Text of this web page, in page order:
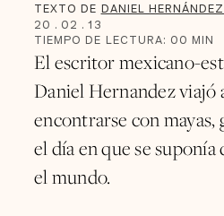
TEXTO DE DANIEL HERNÁNDEZ
20 . 02 . 13
TIEMPO DE LECTURA: 00 MIN
El escritor mexicano-
Daniel Hernandez viajó
encontrarse con mayas,
el día en que se suponía
el mundo.